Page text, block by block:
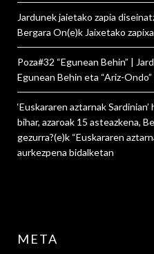
Jardunek jaietako zapia
Bergara On(e)k Jaixetako
Poza#32 “Egunean Behin” |
Egunean Behin eta “Ariz-Ondo”
‘Euskararen aztarnak
bihar, azaroak 15 asteazkena,
gezurra?(e)k “Euskararen
aurkezpena bidalketan
META